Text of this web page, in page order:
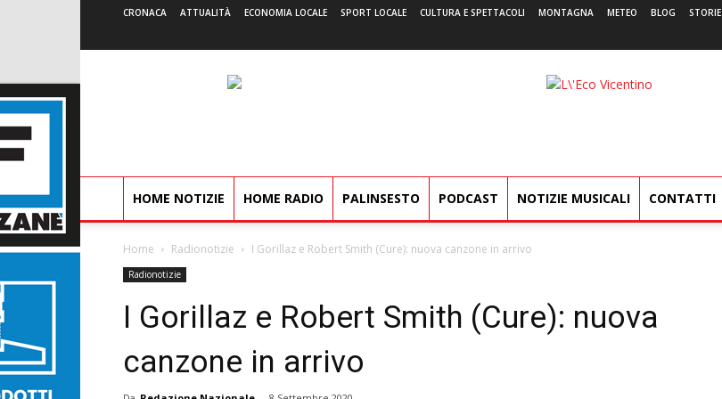
CRONACA ATTUALITÀ ECONOMIA LOCALE SPORT LOCALE CULTURA E SPETTACOLI MONTAGNA METEO BLOG STORIE
L'Eco
HOME NOTIZIE HOME RADIO PALINSESTO PODCAST NOTIZIE MUSICALI CONTATTI
Home Radionotizie I Gorillaz e Robert Smith (Cure): nuova canzone in arrivo
Radionotizie
I Gorillaz e Robert Smith (Cure): nuova
canzone in arrivo